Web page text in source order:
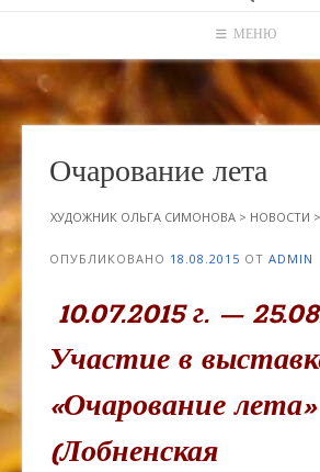
МЕНЮ
Очарование лета
ХУДОЖНИК ОЛЬГА СИМОНОВА > НОВОСТИ >
ОПУБЛИКОВАНО 18.08.2015 ОТ ADMIN
10.07.2015 г. —
Участие в
«Очарование лета»
(Лобненская